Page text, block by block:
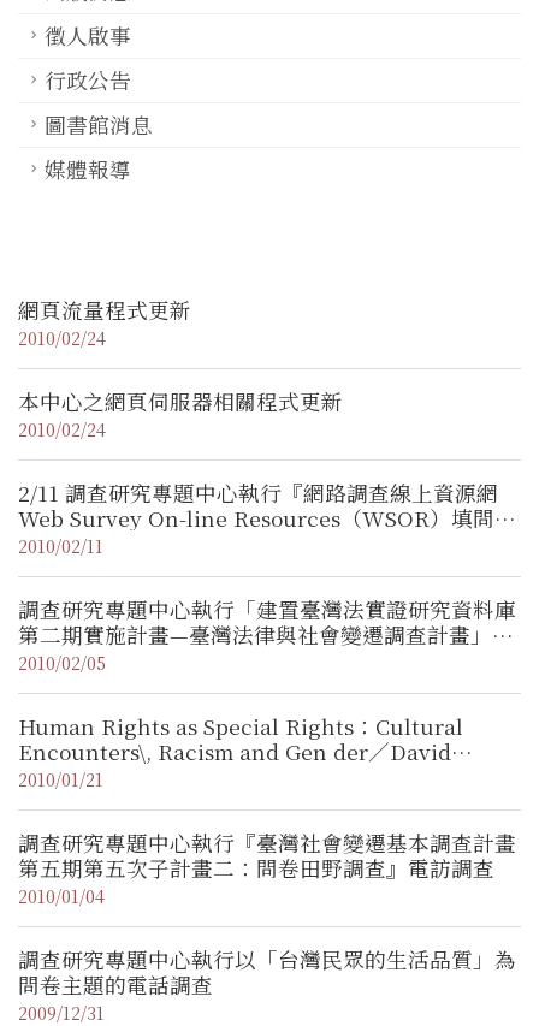
徵人啟事
行政公告
圖書館消息
媒體報導
網頁流量程式更新
2010/02/24
本中心之網頁伺服器相關程式更新
2010/02/24
2/11 調查研究專題中心執行『網路調查線上資源網
Web Survey On-line Resources（WSOR）填問
卷，抽好禮』網路問卷調查
2010/02/11
調查研究專題中心執行「建置臺灣法實證研究資料庫
第二期實施計畫—臺灣法律與社會變遷調查計畫」電
訪調查
2010/02/05
Human Rights as Special Rights：Cultural
Encounters\, Racism and Gen der／David
Boucher
2010/01/21
調查研究專題中心執行『臺灣社會變遷基本調查計畫
第五期第五次子計畫二：問卷田野調查』電訪調查
2010/01/04
調查研究專題中心執行以「台灣民眾的生活品質」為
問卷主題的電話調查
2009/12/31